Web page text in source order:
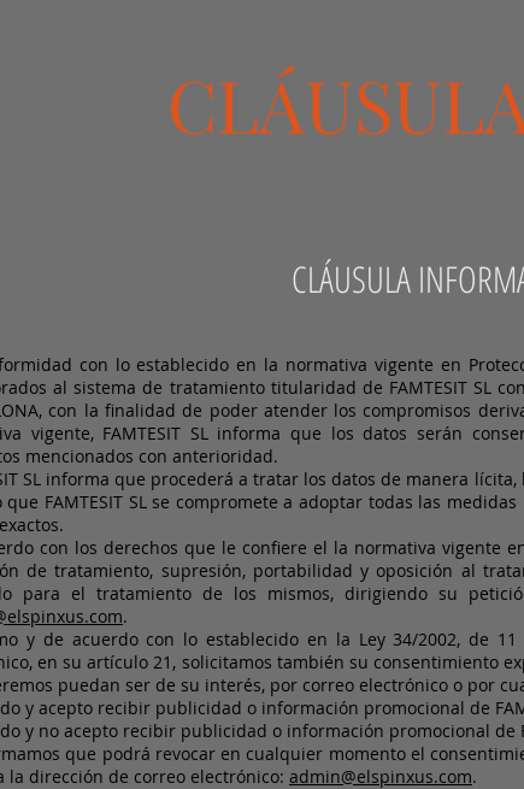
CLÁUSULA
con lo establecido en la normativa vigente en
al sistema de tratamiento titularidad de FAMTESIT SL
con la finalidad de poder atender los compromisos
vigente, FAMTESIT SL informa que los datos serán
mencionados con anterioridad.
SL informa que procederá a tratar los datos de manera
que FAMTESIT SL se compromete a adoptar todas las
con los derechos que le confiere el la normativa vigente
de tratamiento, supresión, portabilidad y oposición al
para el tratamiento de los mismos, dirigiendo su
.
y de acuerdo con lo establecido en la Ley 34/2002, de
en su artículo 21, solicitamos también su consentimiento
puedan ser de su interés, por correo electrónico o por
y acepto recibir publicidad o información promocional de
y no acepto recibir publicidad o información promocional de
que podrá revocar en cualquier momento el
la dirección de correo electrónico: admin@elspinxus.com.